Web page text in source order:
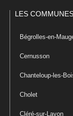
LES
Bégrolles-en-
Cernusson
Chanteloup-les-
Cholet
Cléré-sur-Layon